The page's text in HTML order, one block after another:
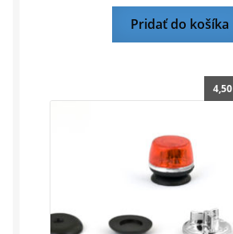
Pridať do košíka
4,50